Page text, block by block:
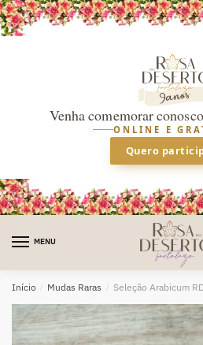
Venha comemorar
ONLINE E
Quero
MENU
Início / Mudas Raras / Seleção Arabicum